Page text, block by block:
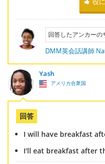
回答したアンカーの
DMM英会話講師
Yash
アメリカ合衆国
回答
I will have breakfast
I'll eat breakfast after